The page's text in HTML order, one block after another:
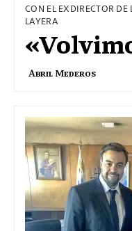
CON EL EXDIRECTOR
LAYERA
Abril Mederos